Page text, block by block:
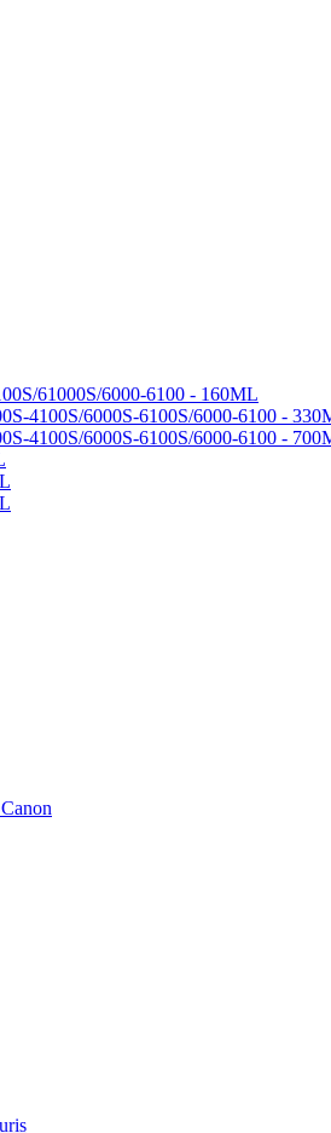
61000S/6000-6100 - 160ML
4100S/6000S-6100S/6000-6100 -
4100S/6000S-6100S/6000-6100 -